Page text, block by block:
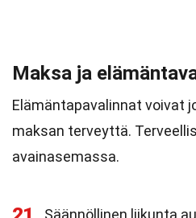
Maksa ja
Elämäntapavalinnat voivat
maksan terveyttä.
avainasemassa.
Säännöllinen liikunta